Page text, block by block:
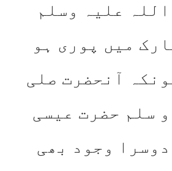
علیہ وسلم
میں پوری ہو
آنحضرت صلی
سلم حضرت عیسی
وجود بھی